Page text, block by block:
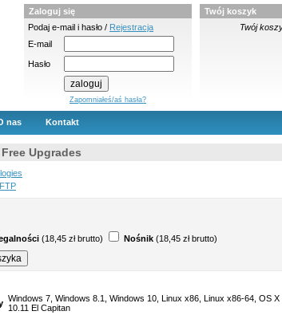
Zaloguj się
Podaj e-mail i hasło / Rejestracja
E-mail
Hasło
Zapomniałeś/aś hasła?
Twój koszyk
Twój
nas Kontakt
Upgrades
(18,45 zł brutto) Nośnik (18,45 zł brutto)
Windows 7, Windows 8.1, Windows 10, Linux x86, Linux x86-64, OS X
10.11 El Capitan